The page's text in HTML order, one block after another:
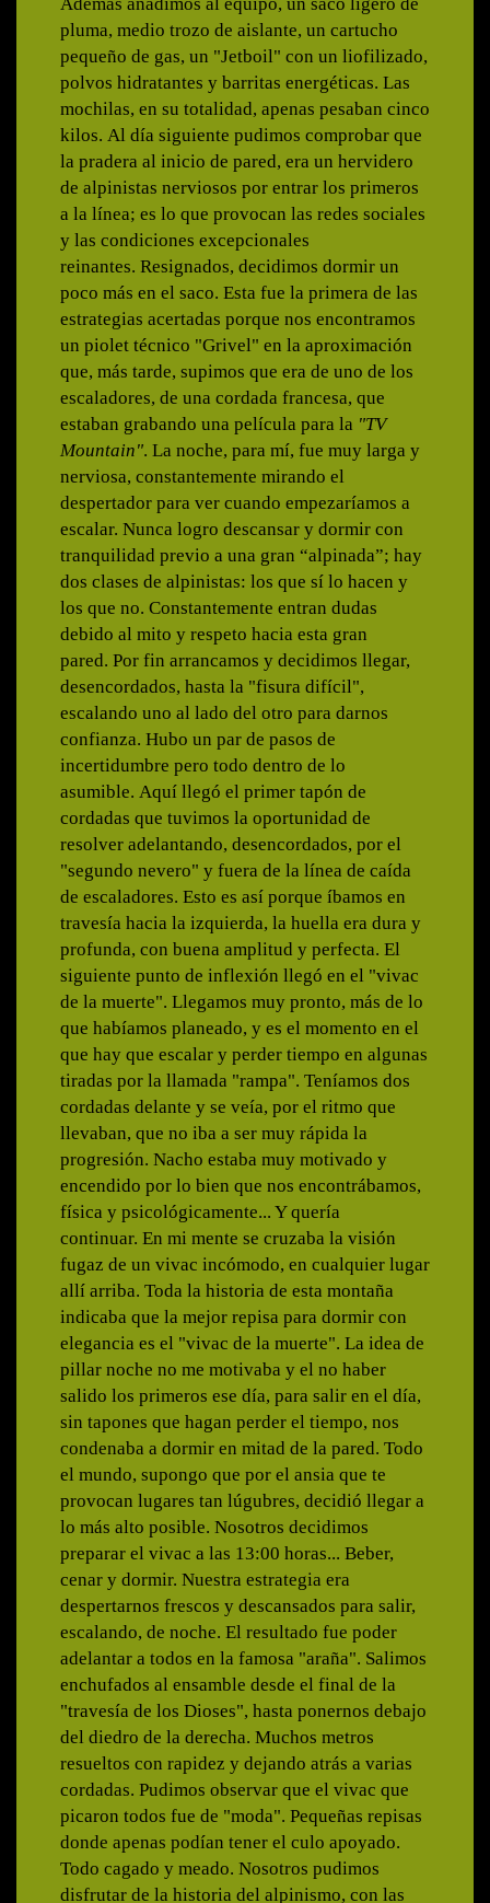
pluma, medio trozo de aislante, un cartucho
pequeño de gas, un "Jetboil" con un liofilizado,
polvos hidratantes y barritas energéticas. Las
mochilas, en su totalidad, apenas pesaban cinco
kilos. Al día siguiente pudimos comprobar que
la pradera al inicio de pared, era un hervidero
de alpinistas nerviosos por entrar los primeros
a la línea; es lo que provocan las redes sociales
y las condiciones excepcionales
reinantes. Resignados, decidimos dormir un
poco más en el saco. Esta fue la primera de las
estrategias acertadas porque nos encontramos
un piolet técnico "Grivel" en la aproximación
que, más tarde, supimos que era de uno de los
escaladores, de una cordada francesa, que
estaban grabando una película para la "TV
Mountain". La noche, para mí, fue muy larga y
nerviosa, constantemente mirando el
despertador para ver cuando empezaríamos a
escalar. Nunca logro descansar y dormir con
tranquilidad previo a una gran “alpinada”; hay
dos clases de alpinistas: los que sí lo hacen y
los que no. Constantemente entran dudas
debido al mito y respeto hacia esta gran
pared. Por fin arrancamos y decidimos llegar,
desencordados, hasta la "fisura difícil",
escalando uno al lado del otro para darnos
confianza. Hubo un par de pasos de
incertidumbre pero todo dentro de lo
asumible. Aquí llegó el primer tapón de
cordadas que tuvimos la oportunidad de
resolver adelantando, desencordados, por el
"segundo nevero" y fuera de la línea de caída
de escaladores. Esto es así porque íbamos en
travesía hacia la izquierda, la huella era dura y
profunda, con buena amplitud y perfecta. El
siguiente punto de inflexión llegó en el "vivac
de la muerte". Llegamos muy pronto, más de lo
que habíamos planeado, y es el momento en el
que hay que escalar y perder tiempo en algunas
tiradas por la llamada "rampa". Teníamos dos
cordadas delante y se veía, por el ritmo que
llevaban, que no iba a ser muy rápida la
progresión. Nacho estaba muy motivado y
encendido por lo bien que nos encontrábamos,
física y psicológicamente... Y quería
continuar. En mi mente se cruzaba la visión
fugaz de un vivac incómodo, en cualquier lugar
allí arriba. Toda la historia de esta montaña
indicaba que la mejor repisa para dormir con
elegancia es el "vivac de la muerte". La idea de
pillar noche no me motivaba y el no haber
salido los primeros ese día, para salir en el día,
sin tapones que hagan perder el tiempo, nos
condenaba a dormir en mitad de la pared. Todo
el mundo, supongo que por el ansia que te
provocan lugares tan lúgubres, decidió llegar a
lo más alto posible. Nosotros decidimos
preparar el vivac a las 13:00 horas... Beber,
cenar y dormir. Nuestra estrategia era
despertarnos frescos y descansados para salir,
escalando, de noche. El resultado fue poder
adelantar a todos en la famosa "araña". Salimos
enchufados al ensamble desde el final de la
"travesía de los Dioses", hasta ponernos debajo
del diedro de la derecha. Muchos metros
resueltos con rapidez y dejando atrás a varias
cordadas. Pudimos observar que el vivac que
picaron todos fue de "moda". Pequeñas repisas
donde apenas podían tener el culo apoyado.
Todo cagado y meado. Nosotros pudimos
disfrutar de la historia del alpinismo, con las